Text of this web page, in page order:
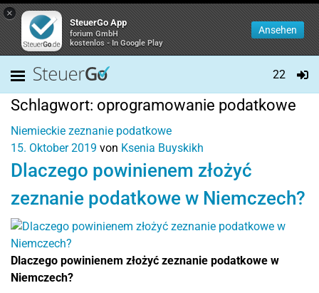
×
SteuerGo App
forium GmbH
kostenlos - In Google Play
Ansehen
22
Schlagwort: oprogramowanie podatkowe
Niemieckie zeznanie podatkowe
15. Oktober 2019 von Ksenia Buyskikh
Dlaczego powinienem złożyć
zeznanie podatkowe w Niemczech?
Dlaczego powinienem złożyć zeznanie podatkowe w
Niemczech?